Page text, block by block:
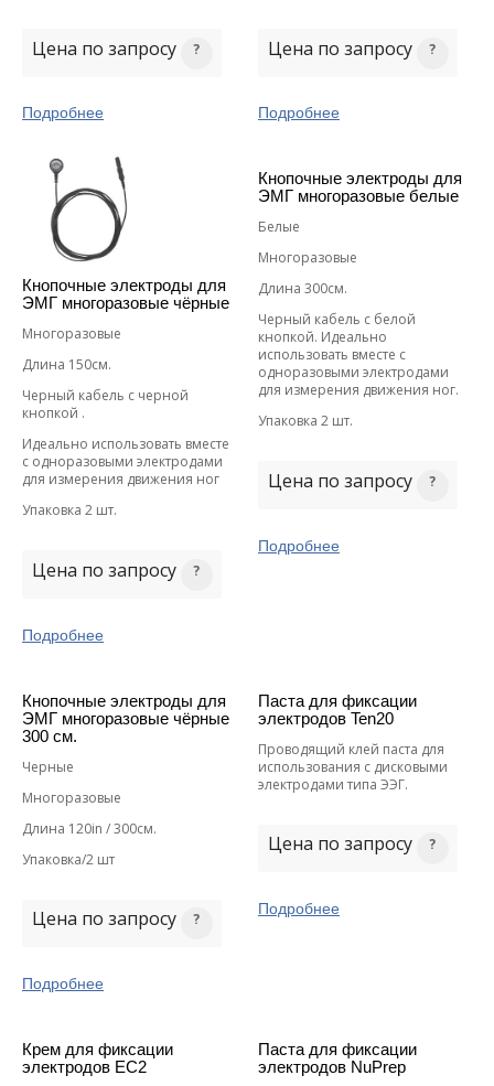
Цена по запросу
Подробнее
Цена по запросу
Подробнее
Кнопочные электроды для
ЭМГ многоразовые чёрные
Многоразовые
Длина 150см.
Черный кабель с черной
кнопкой .
Идеально использовать вместе
с одноразовыми электродами
для измерения движения ног
Упаковка 2 шт.
Цена по запросу
Подробнее
Кнопочные электроды для
ЭМГ многоразовые белые
Белые
Многоразовые
Длина 300см.
Черный кабель с белой
кнопкой. Идеально
использовать вместе с
одноразовыми электродами
для измерения движения ног.
Упаковка 2 шт.
Цена по запросу
Подробнее
Кнопочные электроды для
ЭМГ многоразовые чёрные
300 см.
Черные
Многоразовые
Длина 120in / 300см.
Упаковка/2 шт
Цена по запросу
Подробнее
Паста для фиксации
электродов Ten20
Проводящий клей паста для
использования с дисковыми
электродами типа ЭЭГ.
Цена по запросу
Подробнее
Крем для фиксации
электродов EC2
Паста для фиксации
электродов NuPrep